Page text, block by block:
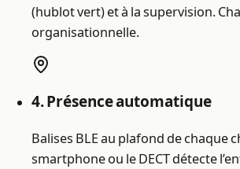
(hublot vert) et à la supervision.
organisationnelle.
4. Présence automatique
Balises BLE au plafond de chaque
smartphone ou le DECT détecte